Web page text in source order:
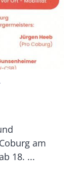
am
18. ...